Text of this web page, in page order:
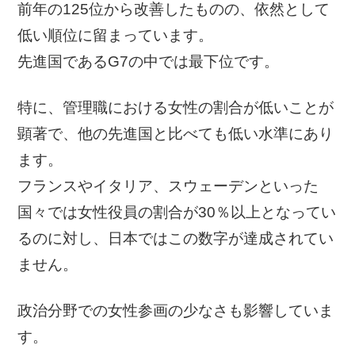
前年の125位から改善したものの、依然として
低い順位に留まっています。
先進国であるG7の中では最下位です。
特に、管理職における女性の割合が低いことが
顕著で、他の先進国と比べても低い水準にあり
ます。
フランスやイタリア、スウェーデンといった
国々では女性役員の割合が30％以上となってい
るのに対し、日本ではこの数字が達成されてい
ません。
政治分野での女性参画の少なさも影響していま
す。